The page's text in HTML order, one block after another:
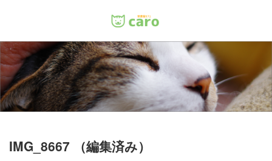
IMG_8667 （編集済み）
Menu
ホーム
料金
里親について